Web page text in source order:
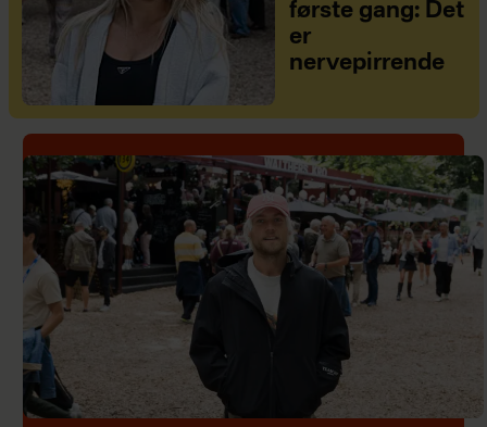
første gang: Det
er
nervepirrende